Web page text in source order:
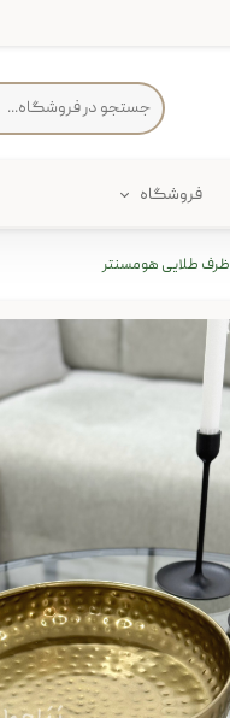
فروشگاه
پارچه و فرشظرف طلایی هومسنتر